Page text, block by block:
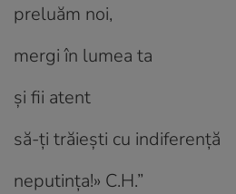
preluăm noi,
mergi în lumea ta
și fii atent
să-ți trăiești cu indiferență
neputința!» C.H.”